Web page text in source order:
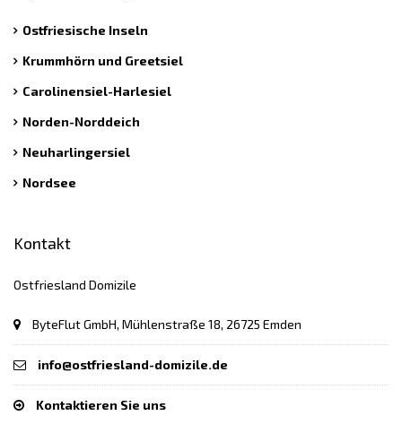
Ostfriesische Inseln
Krummhörn und Greetsiel
Carolinensiel-Harlesiel
Norden-Norddeich
Neuharlingersiel
Nordsee
Kontakt
Ostfriesland Domizile
ByteFlut GmbH, Mühlenstraße 18, 26725 Emden
info@ostfriesland-domizile.de
Kontaktieren Sie uns